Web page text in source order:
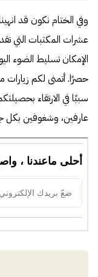
وفي الختام نكون قد
عشرات المكتبات التي
الإمكان تسليط الضوء
حصرًا. أتمنى لكم
سببًا في الارتقاء
عارفين، وشغوفين